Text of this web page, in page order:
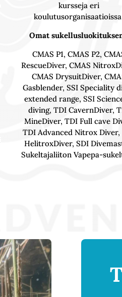
kursseja eri
Omat
CMAS P1, CMAS P2,
RescueDiver, CMAS
CMAS DrysuitDiver,
Gasblender, SSI Speciality
extended range, SSI
diving, TDI CavernDiver,
MineDiver, TDI Full cave
TDI Advanced Nitrox Diver,
HelitroxDiver, SDI
Sukeltajaliiton Vapepa-